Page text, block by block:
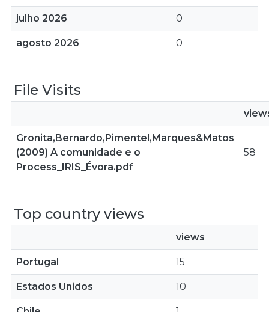
julho 2026 0
agosto 2026 0
File Visits
Gronita,Bernardo,Pimentel,Marques&Matos
(2009) A comunidade e o
Process_IRIS_Évora.pdf
58
Top country views
views
Portugal 15
Estados Unidos 10